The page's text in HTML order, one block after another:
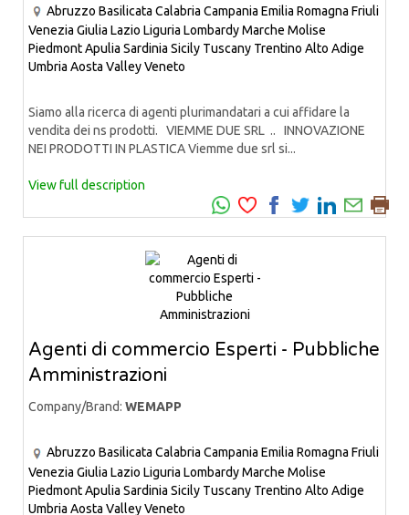
Abruzzo Basilicata Calabria Campania Emilia Romagna Friuli
Venezia Giulia Lazio Liguria LombardyMarche Molise
PiedmontApulia Sardinia Sicily Tuscany Trentino Alto Adige
Umbria Aosta ValleyVeneto
Siamo alla ricerca di agenti plurimandatari a cui affidare la
vendita dei ns prodotti. VIEMME DUE SRL .. INNOVAZIONE
NEI PRODOTTI IN PLASTICA Viemme due srl si...
View full description
Agenti di commercio Esperti - Pubbliche
Amministrazioni
Company/Brand: WEMAPP
Abruzzo Basilicata Calabria Campania Emilia Romagna Friuli
Venezia Giulia Lazio Liguria LombardyMarche Molise
PiedmontApulia Sardinia Sicily Tuscany Trentino Alto Adige
Umbria Aosta ValleyVeneto